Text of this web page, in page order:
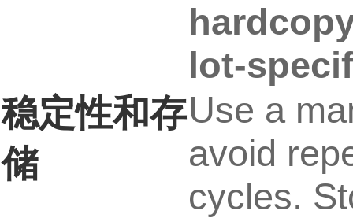
lot-
稳定性和存
储
Use a
avoid
cycles.